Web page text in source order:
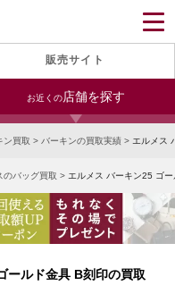
販売サイト
お近くの店舗を探す
間10:00～19:00）
申し込む
をお届けします
話査定
～19:00
新宿東口店
名古屋大須店
ン買取 > バーキンの買取実績 > エルメス
のバッグ買取 > エルメス バーキン25 ゴ
ールド金具 B刻印の買取